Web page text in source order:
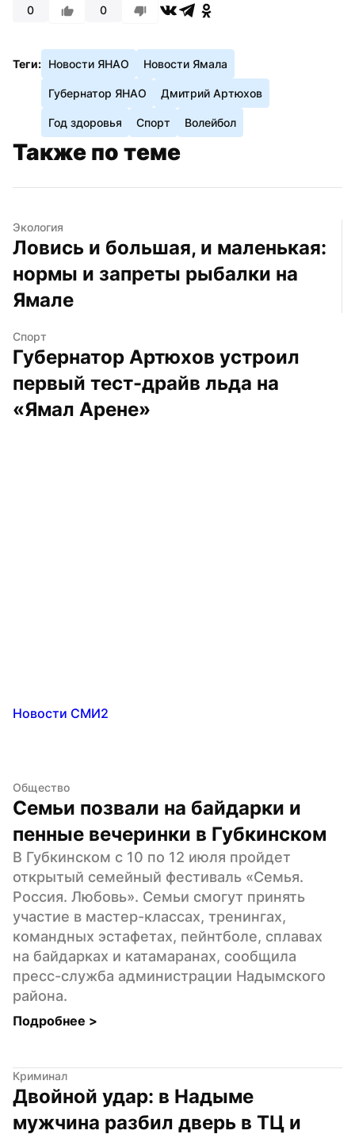
0 0
Теги: Новости ЯНАО Новости Ямала
Губернатор ЯНАО Дмитрий Артюхов
Год здоровья Спорт Волейбол
Также по теме
Экология
Ловись и большая, и маленькая:
нормы и запреты рыбалки на
Ямале
Спорт
Губернатор Артюхов устроил
первый тест-драйв льда на
«Ямал Арене»
Новости СМИ2
Общество
Семьи позвали на байдарки и
пенные вечеринки в Губкинском
В Губкинском с 10 по 12 июля пройдет
открытый семейный фестиваль «Семья.
Россия. Любовь». Семьи смогут принять
участие в мастер-классах, тренингах,
командных эстафетах, пейнтболе, сплавах
на байдарках и катамаранах, сообщила
пресс-служба администрации Надымского
района.
Подробнее >
Криминал
Двойной удар: в Надыме
мужчина разбил дверь в ТЦ и